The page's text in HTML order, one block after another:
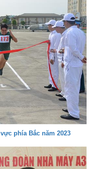
phía Bắc năm 2023